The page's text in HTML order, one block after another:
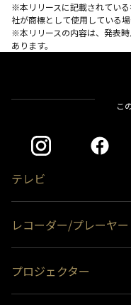
※本リリースに記載されてい
社が商標として使用している場
※本リリースの内容は、発表
あります。
こ
テレビ
レコーダー/プレーヤー
プロジェクター